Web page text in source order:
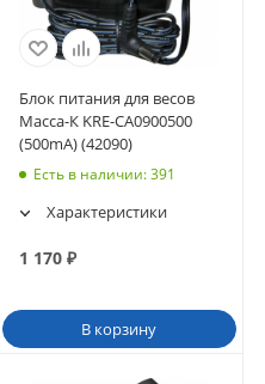
Блок питания для весов
Масса-К KRE-CA0900500
(500mA) (42090)
Есть в наличии: 391
Характеристики
1 170₽
В корзину